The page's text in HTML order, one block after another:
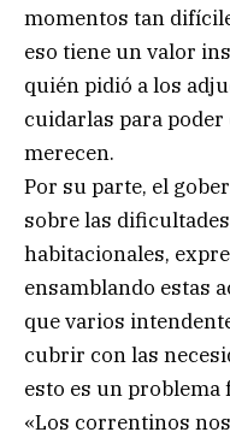
momentos tan
eso tiene un valor
quién pidió a los
cuidarlas para
merecen.
Por su parte, el
sobre las
habitacionales,
ensamblando estas
que varios
cubrir con las
esto es un problema
«Los correntinos